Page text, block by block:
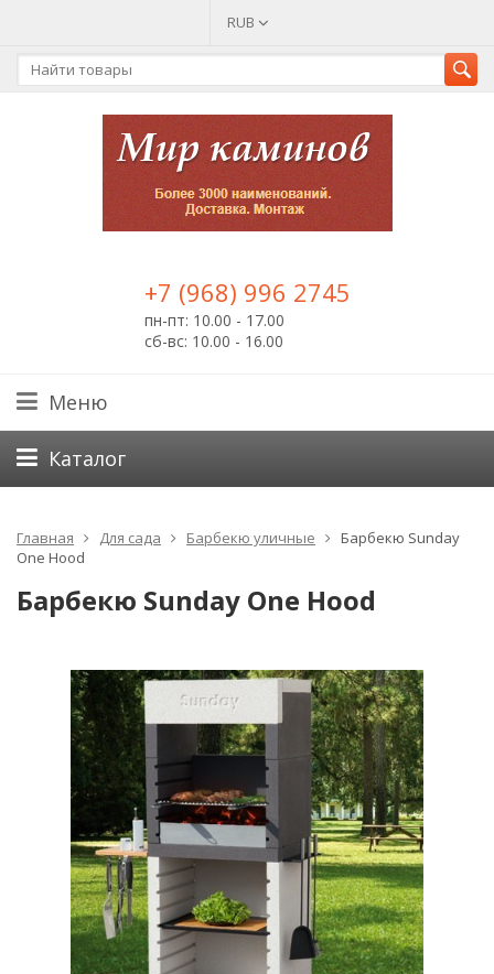
RUB
+7 (968) 996 2745
пн-пт: 10.00 - 17.00
сб-вс: 10.00 - 16.00
Меню
Каталог
Главная Для сада Барбекю уличные
Барбекю Sunday
One Hood
Барбекю Sunday One Hood